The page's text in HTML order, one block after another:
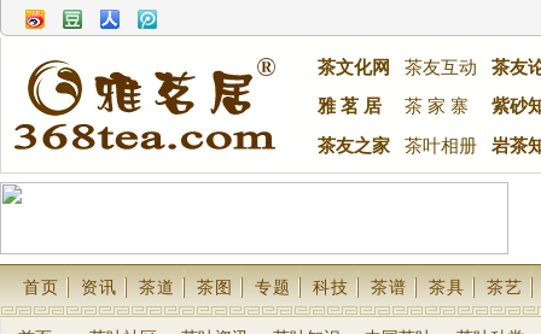
茶文化网 茶友互动
茶友
雅 茗 居
茶 家 寨 紫砂
茶友之家 茶叶相册 岩茶
首页 资讯 茶道 茶图 专题 科技 茶谱 茶具 茶艺